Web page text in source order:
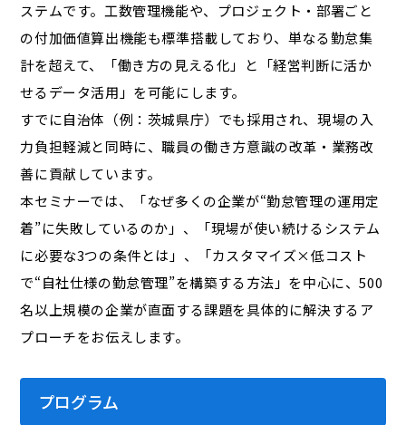
ステムです。工数管理機能や、プロジェクト・部署ごと
の付加価値算出機能も標準搭載しており、単なる勤怠集
計を超えて、「働き方の見える化」と「経営判断に活か
せるデータ活用」を可能にします。
すでに自治体（例：茨城県庁）でも採用され、現場の入
力負担軽減と同時に、職員の働き方意識の改革・業務改
善に貢献しています。
本セミナーでは、「なぜ多くの企業が“勤怠管理の運用定
着”に失敗しているのか」、「現場が使い続けるシステム
に必要な3つの条件とは」、「カスタマイズ×低コスト
で“自社仕様の勤怠管理”を構築する方法」を中心に、500
名以上規模の企業が直面する課題を具体的に解決するア
プローチをお伝えします。
プログラム